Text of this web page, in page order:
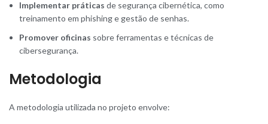
Implementar práticas de segurança cibernética, como
treinamento em phishing e gestão de senhas.
Promover oficinas sobre ferramentas e técnicas de
cibersegurança.
Metodologia
A metodologia utilizada no projeto envolve: